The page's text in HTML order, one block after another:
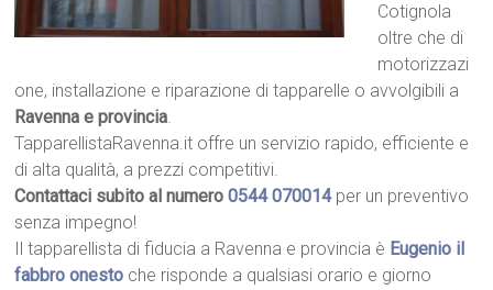
Cotignola
oltre che di
motorizzazi
one, installazione e riparazione di tapparelle o avvolgibili a
Ravenna e provincia.
TapparellistaRavenna.it offre un servizio rapido, efficiente e
di alta qualità, a prezzi competitivi.
Contattaci subito al numero0544 070014per un preventivo
senza impegno!
Il tapparellista di fiducia a Ravenna e provincia è Eugenio il
fabbro onesto che risponde a qualsiasi orario e giorno